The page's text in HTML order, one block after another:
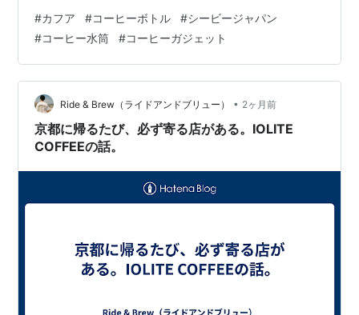
持ち出した際、あの独特の「金属っぽい匂い」にガッカ
リした経験があるんです。せっかくの華やかな香りが台
無しになる、あのやるせない感じ……。 そこで、ITガジ
ェットを比較検討するように「コーヒー専用」を謳うボ
トルを徹底的にリサーチしてみたところ、非常に気にな
るプロダクトを見つけました。 それが…
#カフア #コーヒーボトル #シービージャパン
#コーヒー水筒 #コーヒーガジェット
Ride & Brew（ライドアンドブリュー） • 2ヶ月前
京都に帰るたび、必ず寄る店がある。IOLITE
COFFEEの話。